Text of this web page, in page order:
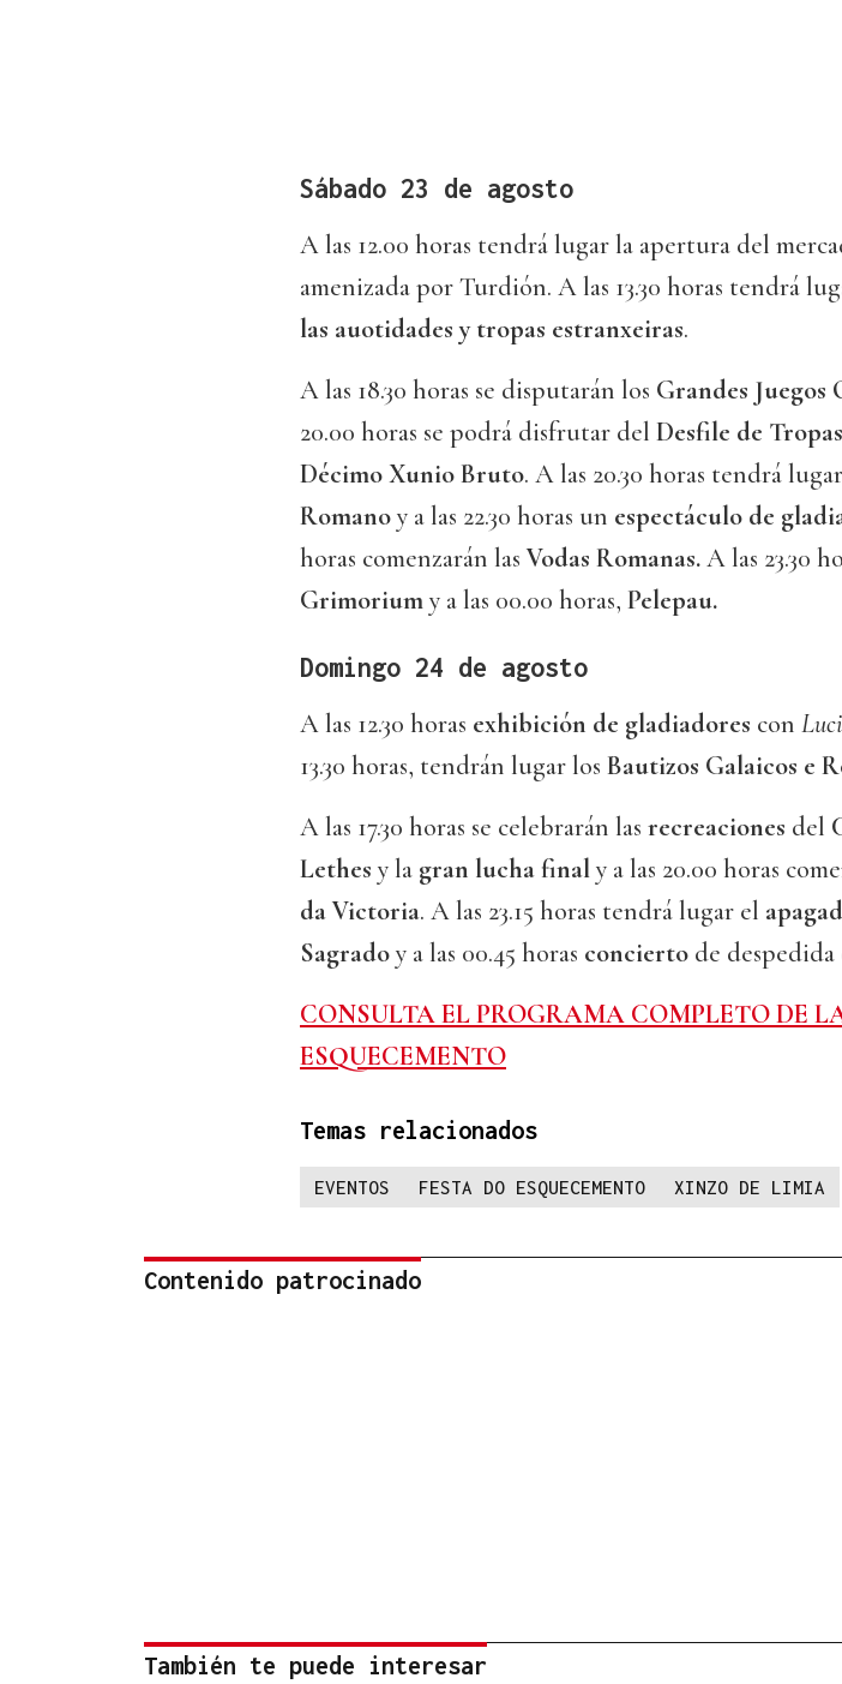
Sábado 23 de agosto
A las 12.00 horas tendrá lugar la apertura del
amenizada por Turdión. A las 13.30 horas tendrá
las auotidades y tropas estranxeiras.
A las 18.30 horas se disputarán los Grandes Juegos
20.00 horas se podrá disfrutar del Desfile de
Décimo Xunio Bruto. A las 20.30 horas tendrá
Romanoy a las 22.30 horas un espectáculo de
horas comenzarán las Vodas Romanas.A las 23.30
Grimoriumy a las 00.00 horas, Pelepau.
Domingo 24 de agosto
A las 12.30 horas exhibición de gladiadores con
13.30 horas, tendrán lugar los Bautizos Galaicos e
A las 17.30 horas se celebrarán las recreaciones del
Lethes y la gran lucha finaly a las 20.00 horas
da Victoria. A las 23.15 horas tendrá lugar el
Sagradoy a las 00.45 horas concierto de despedida
CONSULTA EL PROGRAMA COMPLETO DE
ESQUECEMENTO
Temas relacionados
EVENTOS FESTA DO ESQUECEMENTO XINZO DE LIMIA
Contenido patrocinado
También te puede interesar